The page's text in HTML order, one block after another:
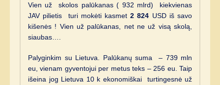
Vien už skolos palūkanas ( 932 mlrd) kiekvienas
JAV pilietis turi mokėti kasmet2 824 USD iš savo
kišenės ! Vien už palūkanas, net ne už visą skolą,
siaubas….
Palyginkim su Lietuva. Palūkanų suma – 739 mln
eu, vienam gyventojui per metus teks – 256 eu. Taip
išeina jog Lietuva 10 k ekonomiškai turtingesnė už